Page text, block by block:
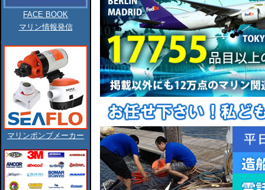
FACE BOOK
マリン情報発信
マリンポンプメーカー